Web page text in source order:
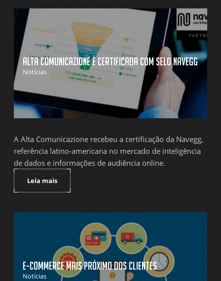
Alta Comunicazione é certificada com selo Navegg
Notícias
A Alta Comunicazione recebeu a certificação da Navegg,
referência latino-americana no mercado de inteligência
de dados e informações de audiência online.
Leia mais
E-commerce mais próximo dos clientes
Notícias